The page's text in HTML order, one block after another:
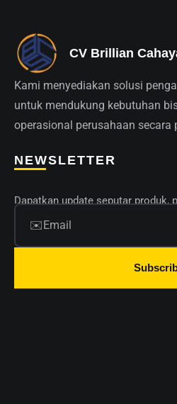
CV Brillian
Kami menyediakan solusi
untuk mendukung kebutuhan
operasional perusahaan secara
NEWSLETTER
Dapatkan update seputar produk,